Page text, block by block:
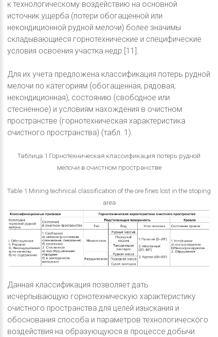
к технологическому воздействию на основной
источник ущерба (потери обогащенной или
некондиционной рудной мелочи) более значимы
складывающиеся горнотехнические и специфические
условия освоения участка недр [11].
Для их учета предложена классификация потерь рудной
мелочи по категориям (обогащенная, рядовая,
некондиционная), состоянию (свободное или
стесненное) и условиям нахождения в очистном
пространстве (горнотехническая характеристика
очистного пространства) (табл. 1).
Таблица 1 Горнотехническая классификация потерь рудной
мелочи в очистном пространстве
Table 1 Mining technical classification of the ore fines lost in the stoping
area
Данная классификация позволяет дать
исчерпывающую горнотехническую характеристику
очистного пространства для целей изыскания и
обоснования способа и параметров технологического
воздействия на образующуюся в процессе добычи